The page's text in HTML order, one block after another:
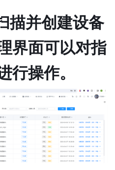
描并创建设备
界面可以对指
行操作。